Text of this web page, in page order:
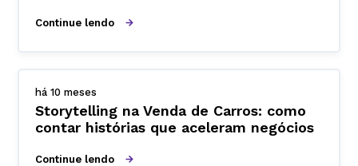
Continue lendo
há 10 meses
Storytelling na Venda de Carros: como
contar histórias que aceleram negócios
Continue lendo